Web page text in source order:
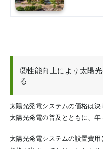
②性能向上により太陽
る
太陽光発電システムの価格は決
太陽光発電の普及とともに、年
太陽光発電システムの設置費用